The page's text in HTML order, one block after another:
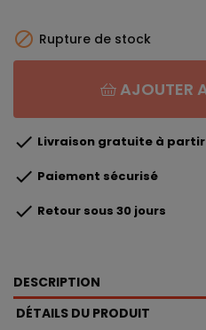
 Rupture de stock
AJOUTER
 Livraison gratuite à partir
 Paiement sécurisé
 Retour sous 30 jours
DESCRIPTION
DÉTAILS DU PRODUIT